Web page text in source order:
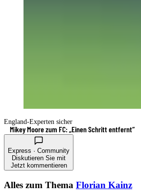
England-Experten sicher
Mikey Moore zum FC: „Einen Schritt entfernt“
Express · Community
Diskutieren Sie mit
Jetzt kommentieren
Alles zum Thema Florian Kainz